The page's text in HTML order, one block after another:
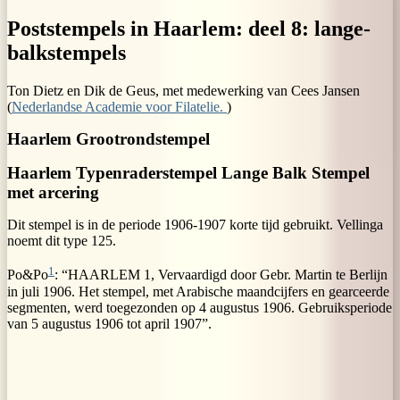
Poststempels in Haarlem: deel 8: lange-
balkstempels
Ton Dietz en Dik de Geus, met medewerking van Cees Jansen
(Nederlandse Academie voor Filatelie. )
Haarlem Grootrondstempel
Haarlem Typenraderstempel Lange Balk Stempel
met arcering
Dit stempel is in de periode 1906-1907 korte tijd gebruikt. Vellinga
noemt dit type 125.
Po&Po1 : “HAARLEM 1, Vervaardigd door Gebr. Martin te Berlijn
in juli 1906. Het stempel, met Arabische maandcijfers en gearceerde
segmenten, werd toegezonden op 4 augustus 1906. Gebruiksperiode
van 5 augustus 1906 tot april 1907”.